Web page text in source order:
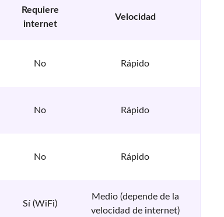
Requiere
internet
Velocidad
No Rápido
No Rápido
No Rápido
Sí (WiFi)
Medio (depende de la
velocidad de internet)